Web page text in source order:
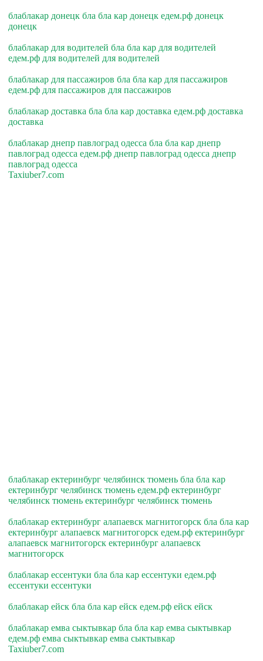
блаблакар донецк бла бла кар донецк едем.рф донецк
донецк
блаблакар для водителей бла бла кар для водителей
едем.рф для водителей для водителей
блаблакар для пассажиров бла бла кар для пассажиров
едем.рф для пассажиров для пассажиров
блаблакар доставка бла бла кар доставка едем.рф доставка
доставка
блаблакар днепр павлоград одесса бла бла кар днепр
павлоград одесса едем.рф днепр павлоград одесса днепр
павлоград одесса
Taxiuber7.com
блаблакар ектеринбург челябинск тюмень бла бла кар
ектеринбург челябинск тюмень едем.рф ектеринбург
челябинск тюмень ектеринбург челябинск тюмень
блаблакар ектеринбург алапаевск магнитогорск бла бла кар
ектеринбург алапаевск магнитогорск едем.рф ектеринбург
алапаевск магнитогорск ектеринбург алапаевск
магнитогорск
блаблакар ессентуки бла бла кар ессентуки едем.рф
ессентуки ессентуки
блаблакар ейск бла бла кар ейск едем.рф ейск ейск
блаблакар емва сыктывкар бла бла кар емва сыктывкар
едем.рф емва сыктывкар емва сыктывкар
Taxiuber7.com